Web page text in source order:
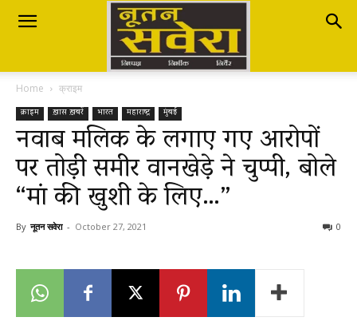
Nutan
Savera
नूतन
सवेरा
Home क्राइम
क्राइम ख़ास ख़बरें भारत महाराष्ट्र मुंबई
नवाब मलिक के लगाए गए आरोपों
पर तोड़ी समीर वानखेड़े ने चुप्पी, बोले
“मां की खुशी के लिए…”
By नूतन सवेरा - October 27, 2021 0